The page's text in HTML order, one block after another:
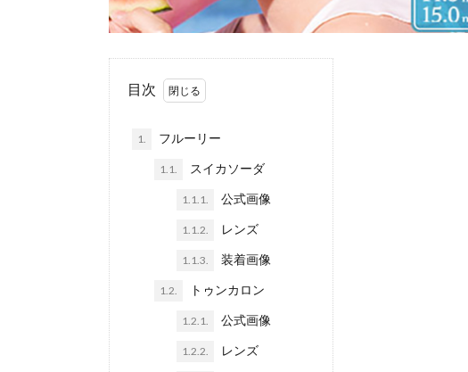
目次
1. フルーリー
1.1. スイカソーダ
1.1.1. 公式画像
1.1.2. レンズ
1.1.3. 装着画像
1.2. トゥンカロン
1.2.1. 公式画像
1.2.2. レンズ